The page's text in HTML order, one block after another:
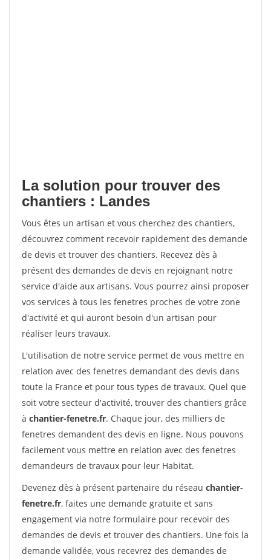
La solution pour trouver des
chantiers : Landes
Vous êtes un artisan et vous cherchez des chantiers,
découvrez comment recevoir rapidement des demande
de devis et trouver des chantiers. Recevez dès à
présent des demandes de devis en rejoignant notre
service d'aide aux artisans. Vous pourrez ainsi proposer
vos services à tous les fenetres proches de votre zone
d'activité et qui auront besoin d'un artisan pour
réaliser leurs travaux.
L'utilisation de notre service permet de vous mettre en
relation avec des fenetres demandant des devis dans
toute la France et pour tous types de travaux. Quel que
soit votre secteur d'activité, trouver des chantiers grâce
à chantier-fenetre.fr. Chaque jour, des milliers de
fenetres demandent des devis en ligne. Nous pouvons
facilement vous mettre en relation avec des fenetres
demandeurs de travaux pour leur Habitat.
Devenez dès à présent partenaire du réseau chantier-
fenetre.fr, faites une demande gratuite et sans
engagement via notre formulaire pour recevoir des
demandes de devis et trouver des chantiers. Une fois la
demande validée, vous recevrez des demandes de